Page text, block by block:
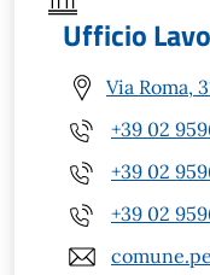
Ufficio
Via Roma,
+39 02
+39 02
+39 02